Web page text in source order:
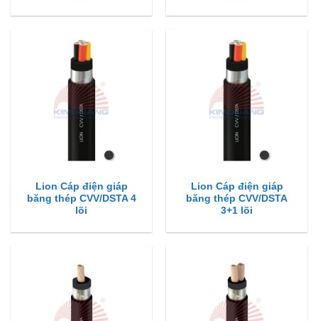
Lion Cáp điện giáp
băng thép CVV/DSTA 4
lõi
Lion Cáp điện giáp
băng thép CVV/DSTA
3+1 lõi